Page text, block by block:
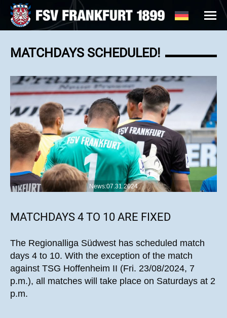
MATCHDAYS SCHEDULED!
News:07.31.2024
MATCHDAYS 4 TO 10 ARE FIXED
The Regionalliga Südwest has scheduled match
days 4 to 10. With the exception of the match
against TSG Hoffenheim II (Fri. 23/08/2024, 7
p.m.), all matches will take place on Saturdays at 2
p.m.